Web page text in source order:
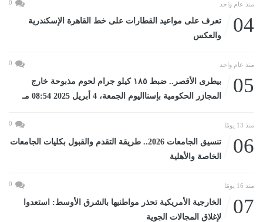
منذ عام واحد 0
04
تعرف على مواعيد القطارات على خط القاهرة الإسكندرية
والعكس
منذ عام واحد 0
05
بيطرى الأقصر.. ضبط ١٨٥ كيلو جرام لحوم مذبوحة خارج
المجازر الحكومية بإسنااليوم الجمعة، 4 أبريل 2025 08:54 مـ
منذ 13 يومًا 0
06
تنسيق الجامعات 2026.. طريقة التقدم والقبول بكليات الجامعات
الخاصة والأهلية
منذ 16 يومًا 0
07
الخارجية الأمريكية تحذر مواطنيها بالشرق الأوسط: استعدوا
لإغلاق المجالات الجوية